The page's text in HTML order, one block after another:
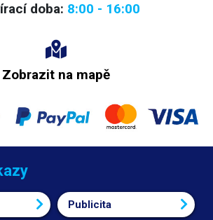
doba: 8:00 - 16:00
Zobrazit na mapě
Publicita